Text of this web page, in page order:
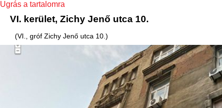
Ugrás a tartalomra
VI. kerület, Zichy Jenő utca 10.
(VI., gróf Zichy Jenő utca 10.)